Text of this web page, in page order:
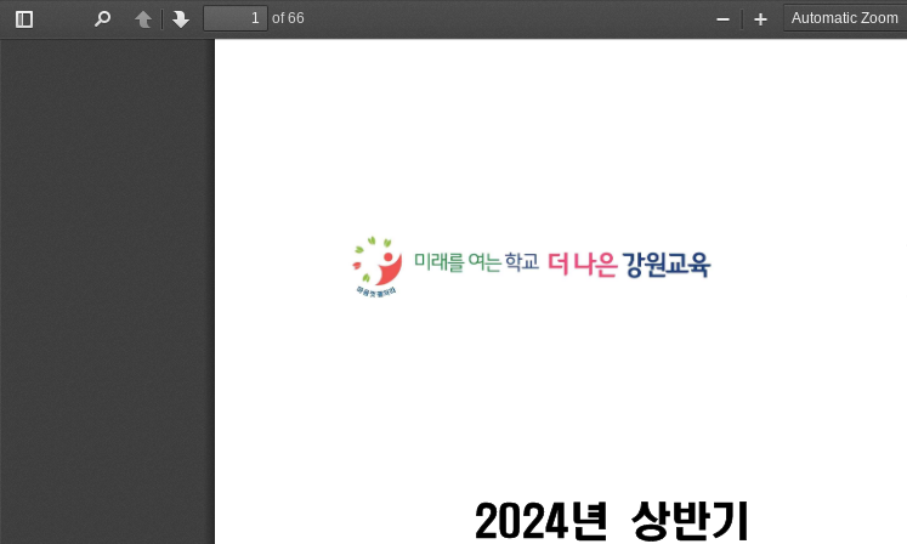
Toggle
PreviousNext
of 66
Zoom
Zoom
2024년 상반기